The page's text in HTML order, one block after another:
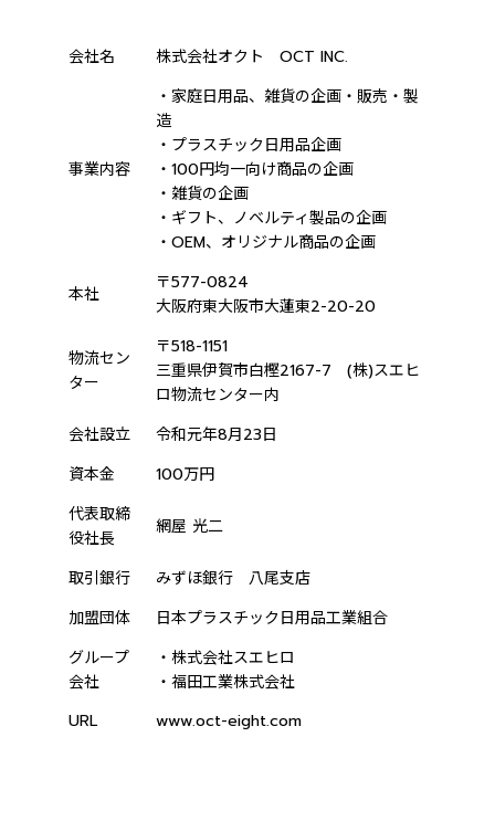
会社名 株式会社オクト OCT INC.
事業内容
・家庭日用品、雑貨の企画・販売・製
造
・プラスチック日用品企画
・100円均一向け商品の企画
・雑貨の企画
・ギフト、ノベルティ製品の企画
・OEM、オリジナル商品の企画
本社
〒577-0824
大阪府東大阪市大蓮東2-20-20
物流セン
ター
〒518-1151
三重県伊賀市白樫2167-7 (株)スエヒ
ロ物流センター内
会社設立
令和元年8月23日
資本金
100万円
代表取締
役社長
網屋 光二
取引銀行
みずほ銀行 八尾支店
加盟団体
日本プラスチック日用品工業組合
グループ
会社
・株式会社スエヒロ
・福田工業株式会社
URL
www.oct-eight.com